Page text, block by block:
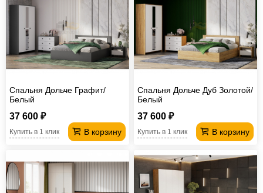
Спальня Дольче Графит/
Белый
37 600 ₽
В корзину
Купить в 1 клик
Спальня Дольче Дуб Золотой/
Белый
37 600 ₽
В корзину
Купить в 1 клик